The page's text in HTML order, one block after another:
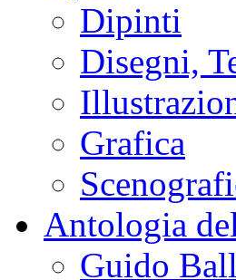
Dipinti
Disegni,
Grafica
Antologia
Guido